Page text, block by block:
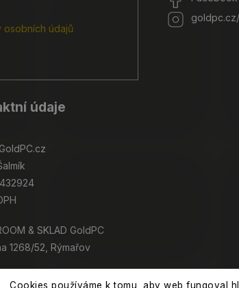
Cookies používáme k tomu, aby web fungoval
osobních údajů
goldpc.cz/
údaje
& SKLAD GoldPC
1268/52, Rýmařov